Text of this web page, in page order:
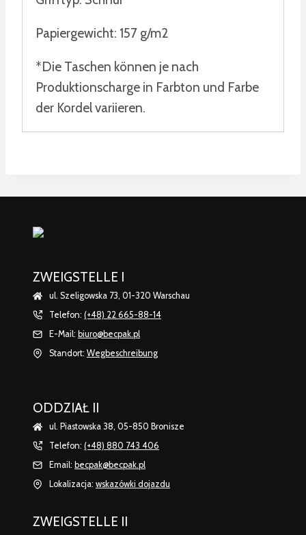
Papiergewicht: 157 g/m2
*Die Taschen können je nach
Produktionscharge in Farbton und Farbe
der Kordel variieren.
ZWEIGSTELLE I
ul. Szeligowska 73, 01-320 Warschau
Telefon: (+48) 22 665-88-14
E-Mail: biuro@becpak.pl
Standort: Wegbeschreibung
ODDZIAŁ II
ul. Piastowska 38, 05-850 Bronisze
Telefon: (+48) 880 743 406
Email: becpak@becpak.pl
Lokalizacja: wskazówki dojazdu
ZWEIGSTELLE II